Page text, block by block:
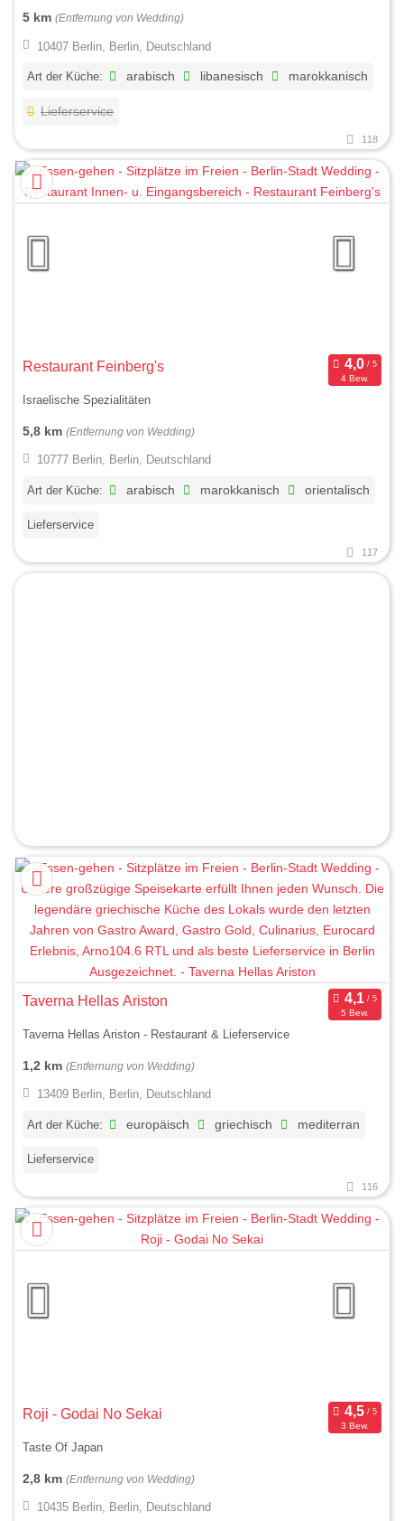
5 km (Entfernung von Wedding)
10407 Berlin, Berlin, Deutschland
Art der Küche: arabisch libanesisch marokkanisch
Lieferservice
118
Restaurant Feinberg's
4 Bew.
Israelische Spezialitäten
5,8 km (Entfernung von Wedding)
10777 Berlin, Berlin, Deutschland
Art der Küche: arabisch marokkanisch orientalisch
Lieferservice
117
Taverna Hellas Ariston
5 Bew.
Taverna Hellas Ariston - Restaurant & Lieferservice
1,2 km (Entfernung von Wedding)
13409 Berlin, Berlin, Deutschland
Art der Küche: europäisch griechisch mediterran
Lieferservice
116
Roji - Godai No Sekai
3 Bew.
Taste Of Japan
2,8 km (Entfernung von Wedding)
10435 Berlin, Berlin, Deutschland